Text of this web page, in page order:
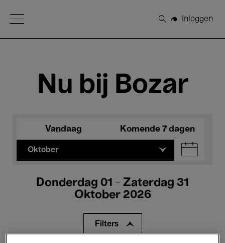
Open Menu
Zoeken
Inloggen
Nu bij Bozar
Vandaag Komende 7 dagen
Oktober
Donderdag 01 - Zaterdag 31
Oktober 2026
Filters